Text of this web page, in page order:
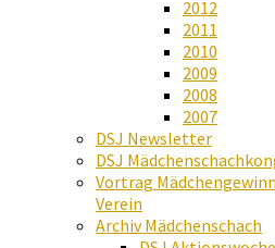
2012
2011
2010
2009
2008
2007
DSJ Newsletter
DSJ
Vortrag
Verein
Archiv Mädchenschach